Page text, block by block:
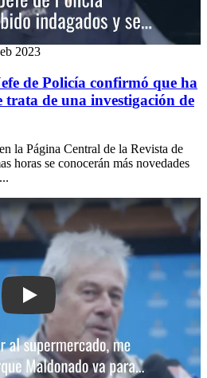
2023
de Policía confirmó que ha
trata de una investigación de
la Página Central de la Revista de
horas se conocerán más novedades
Play: Antía: “Está difícil para ir al